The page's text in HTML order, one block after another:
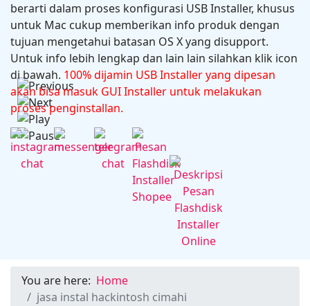
Microsoft Office 2024 v16.102.1
berarti dalam proses konfigurasi USB Installer, khusus
untuk Mac cukup memberikan info produk dengan
tujuan mengetahui batasan OS X yang disupport.
Untuk info lebih lengkap dan lain lain silahkan klik icon
di bawah. 100% dijamin USB Installer yang dipesan
akan bisa masuk GUI Installer untuk melakukan
proses penginstallan.
You are here: Home
jasa instal hackintosh cimahi